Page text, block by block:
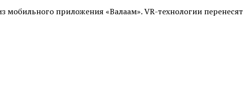
приложения «Валаам». VR-технологии перенесят